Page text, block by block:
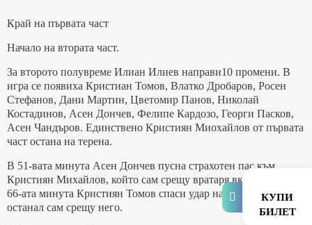
КУПИ
БИЛЕТ
Край на първата част
Начало на втората част.
За второто полувреме Илиан Илиев направи10 промени. В
игра се появиха Кристиан Томов, Влатко Дробаров, Росен
Стефанов, Дани Мартин, Цветомир Панов, Николай
Костадинов, Асен Дончев, Фелипе Кардозо, Георги Пасков,
Асен Чандъров. Единствено Кристиян Миохайлов от първата
част остана на терена.
В 51-вата минута Асен Дончев пусна страхотен пас към
Кристиян Михайлов, който сам срещу вратаря вкара за 3:0. В
66-ата минута Кристиян Томов спаси удар на Стоянчов,
останал сам срещу него.